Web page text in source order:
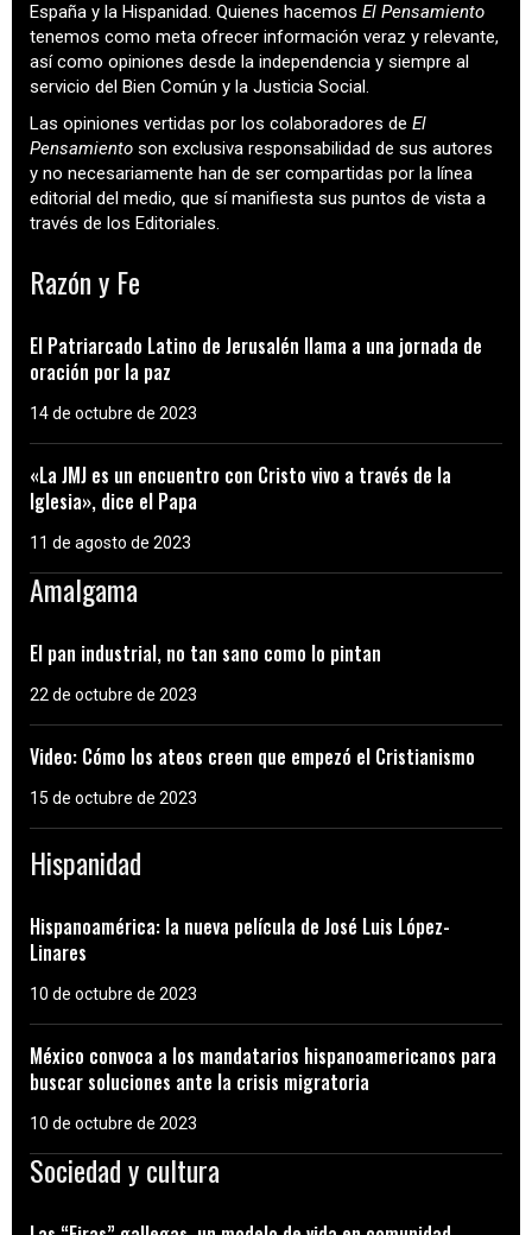
España y la Hispanidad. Quienes hacemos El Pensamiento
tenemos como meta ofrecer información veraz y relevante,
así como opiniones desde la independencia y siempre al
servicio del Bien Común y la Justicia Social.
Las opiniones vertidas por los colaboradores de El
Pensamiento son exclusiva responsabilidad de sus autores
y no necesariamente han de ser compartidas por la línea
editorial del medio, que sí manifiesta sus puntos de vista a
través de los Editoriales.
Razón y Fe
El Patriarcado Latino de Jerusalén llama a una jornada de
oración por la paz
14 de octubre de 2023
«La JMJ es un encuentro con Cristo vivo a través de la
Iglesia», dice el Papa
11 de agosto de 2023
Amalgama
El pan industrial, no tan sano como lo pintan
22 de octubre de 2023
Video: Cómo los ateos creen que empezó el Cristianismo
15 de octubre de 2023
Hispanidad
Hispanoamérica: la nueva película de José Luis López-
Linares
10 de octubre de 2023
México convoca a los mandatarios hispanoamericanos para
buscar soluciones ante la crisis migratoria
10 de octubre de 2023
Sociedad y cultura